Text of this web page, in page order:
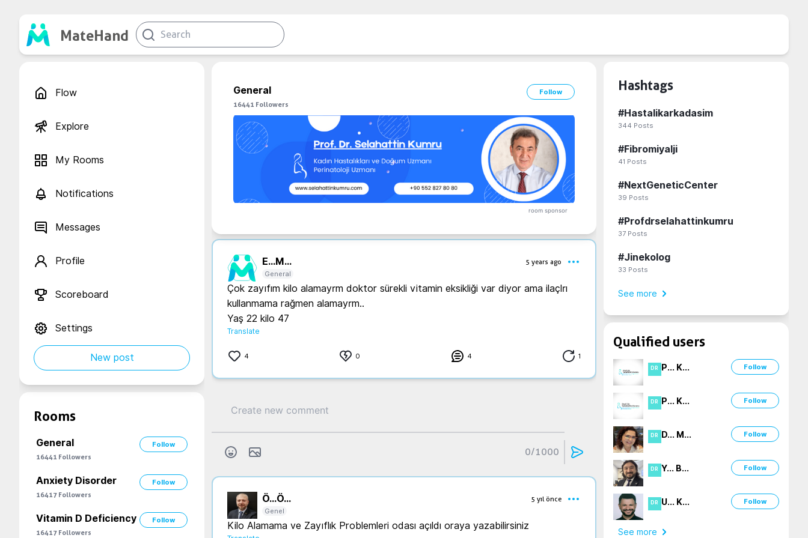
MateHand
Flow
Explore
My Rooms
Notifications
Messages
Profile
Scoreboard
Settings
New post
Rooms
General
Follow
16441 Followers
Anxiety Disorder
Follow
16417 Followers
Vitamin D Deficiency
Follow
16417 Followers
General
Follow
16441 Followers
room sponsor
E...M...
5 years ago
General
Çok zayıfım kilo alamayrm doktor sürekli vitamin eksikliği var diyor ama ilaçlrı
kullanmama rağmen alamayrm..
Yaş 22 kilo 47
Translate
4 0 4 1
0/1000
Ö...Ö...
5 yıl önce
Genel
Kilo Alamama ve Zayıflık Problemleri odası açıldı oraya yazabilirsiniz
Hashtags
#Hastalikarkadasim
344 Posts
#Fibromiyalji
41 Posts
#NextGeneticCenter
39 Posts
#Profdrselahattinkumru
37 Posts
#Jinekolog
33 Posts
See more
Qualified users
DR P... K... Follow
DR P... K... Follow
DR D... M... Follow
DR Y... B... Follow
DR U... K... Follow
See more